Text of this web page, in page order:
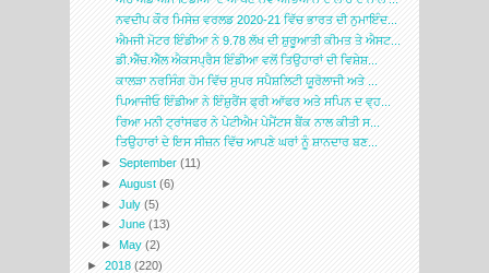
ਨਵਦੀਪ ਕੌਰ ਮਿਸੇਜ਼ ਵਰਲਡ 2020-21 ਵਿੱਚ ਭਾਰਤ ਦੀ ਨੁਮਾਇੰਦ...
ਐਮਜੀ ਮੋਟਰ ਇੰਡੀਆ ਨੇ 9.78 ਲੱਖ ਦੀ ਸ਼ੁਰੂਆਤੀ ਕੀਮਤ ਤੇ ਐਸਟ...
ਡੀ.ਐੱਚ.ਐੱਲ ਐਕਸਪ੍ਰੈਸ ਇੰਡੀਆ ਵਲੋਂ ਤਿਉਹਾਰਾਂ ਦੀ ਵਿਸ਼ੇਸ਼...
ਕਾਲੜਾ ਨਰਸਿੰਗ ਹੋਮ ਵਿੱਚ ਸੁਪਰ ਸਪੈਸ਼ਲਿਟੀ ਯੂਰੋਲਾਜੀ ਅਤੇ ...
ਪਿਆਜੀਓ ਇੰਡੀਆ ਨੇ ਇੰਸ਼ੁਰੈਂਸ ਫ੍ਰੀ ਆੱਫਰ ਅਤੇ ਸਪਿਨ ਦ ਵ੍ਹ...
ਰਿਆ ਮਨੀ ਟ੍ਰਾਂਸਫਰ ਨੇ ਪੇਟੀਐਮ ਪੇਮੈਂਟਸ ਬੈਂਕ ਨਾਲ ਕੀਤੀ ਸ...
ਤਿਉਹਾਰਾਂ ਦੇ ਇਸ ਸੀਜ਼ਨ ਵਿੱਚ ਆਪਣੇ ਘਰਾਂ ਨੂੰ ਸ਼ਾਨਦਾਰ ਬਣ...
►September(11)
►August(6)
►July(5)
►June(13)
►May(2)
► 2018 (220)